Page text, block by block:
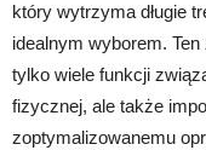
który wytrzyma długie
idealnym wyborem.
tylko wiele funkcji
fizycznej, ale także
zoptymalizowanemu